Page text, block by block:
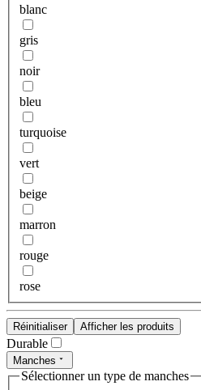
blanc
gris
noir
bleu
turquoise
vert
beige
marron
rouge
rose
Réinitialiser Afficher les produits
Durable
Manches
Sélectionner un type de manches